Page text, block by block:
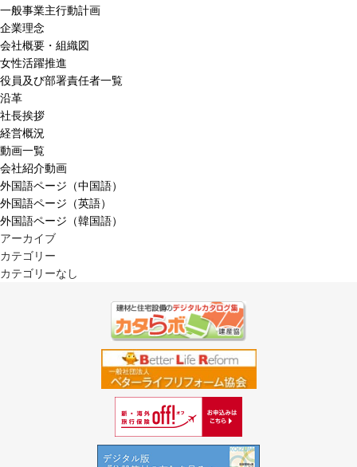
一般事業主行動計画
企業理念
会社概要・組織図
女性活躍推進
役員及び部署責任者一覧
沿革
社長挨拶
経営概況
動画一覧
会社紹介動画
外国語ページ（中国語）
外国語ページ（英語）
外国語ページ（韓国語）
アーカイブ
カテゴリー
カテゴリーなし